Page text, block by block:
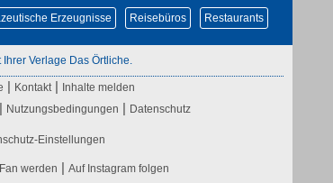
Erzeugnisse Reisebüros Restaurants
Ihrer Verlage Das Örtliche.
| Kontakt | Inhalte melden
| Nutzungsbedingungen | Datenschutz
Einstellungen
werden | Auf Instagram folgen